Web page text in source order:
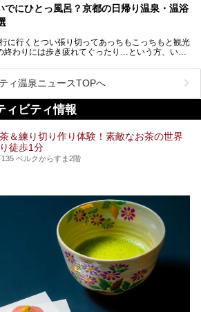
みましょう！
もちろん、旅先としても人気の京都。
でに岩盤浴のある温泉に浸かってリフレッシュす
にある岩盤浴のある施設をピックアップしてご紹
でにひとっ風呂？京都の日帰り温泉・温浴
に行くとつい張り切ってあっちもこっちもと観光
終わりには歩き疲れてぐったり…という方、いま
た身体には温泉です！京都には、市内にも郊外に
しい温泉がたくさんあります。そこで、日帰り利用
すすめの温泉・温浴施設をまとめてみました。
ィ温泉ニュースTOPへ
ィビティ情報
＆練り切り作り体験！素敵なお茶の世界
徒歩1分
ベルクからすま2階